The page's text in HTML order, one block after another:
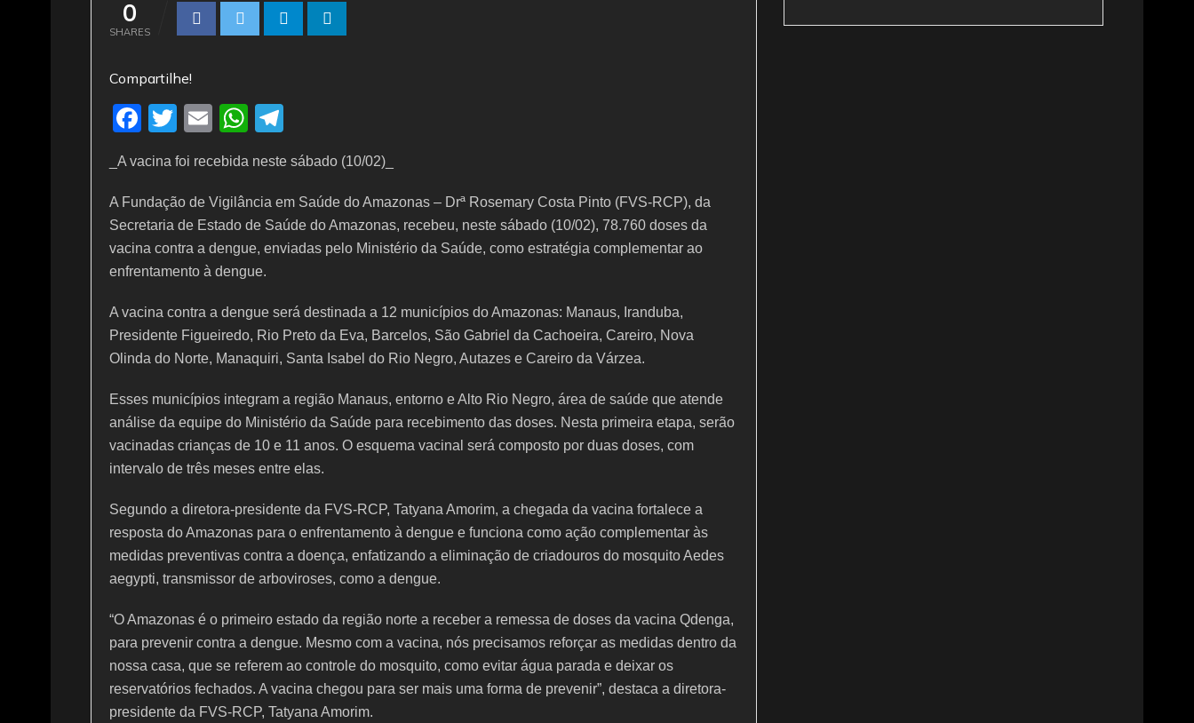
0
SHARES
Compartilhe!
F
a
c
e
b
o
o
k
T
w
itt
er
E
m
ai
l
W
at
s
A
p
p
el
e
gr
a
m
_A vacina foi recebida neste sábado (10/02)_
A Fundação de Vigilância em Saúde do Amazonas – Drª Rosemary Costa Pinto (FVS-RCP), da
Secretaria de Estado de Saúde do Amazonas, recebeu, neste sábado (10/02), 78.760 doses da
vacina contra a dengue, enviadas pelo Ministério da Saúde, como estratégia complementar ao
enfrentamento à dengue.
A vacina contra a dengue será destinada a 12 municípios do Amazonas: Manaus, Iranduba,
Presidente Figueiredo, Rio Preto da Eva, Barcelos, São Gabriel da Cachoeira, Careiro, Nova
Olinda do Norte, Manaquiri, Santa Isabel do Rio Negro, Autazes e Careiro da Várzea.
Esses municípios integram a região Manaus, entorno e Alto Rio Negro, área de saúde que atende
análise da equipe do Ministério da Saúde para recebimento das doses. Nesta primeira etapa, serão
vacinadas crianças de 10 e 11 anos. O esquema vacinal será composto por duas doses, com
intervalo de três meses entre elas.
Segundo a diretora-presidente da FVS-RCP, Tatyana Amorim, a chegada da vacina fortalece a
resposta do Amazonas para o enfrentamento à dengue e funciona como ação complementar às
medidas preventivas contra a doença, enfatizando a eliminação de criadouros do mosquito Aedes
aegypti, transmissor de arboviroses, como a dengue.
“O Amazonas é o primeiro estado da região norte a receber a remessa de doses da vacina Qdenga,
para prevenir contra a dengue. Mesmo com a vacina, nós precisamos reforçar as medidas dentro da
nossa casa, que se referem ao controle do mosquito, como evitar água parada e deixar os
reservatórios fechados. A vacina chegou para ser mais uma forma de prevenir”, destaca a diretora-
presidente da FVS-RCP, Tatyana Amorim.